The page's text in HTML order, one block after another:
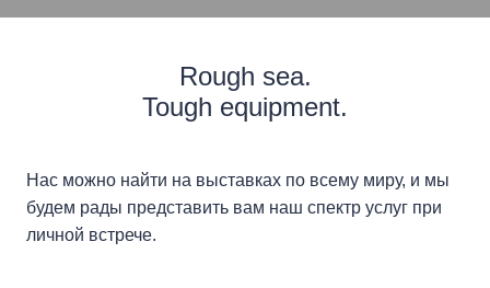
Rough sea.
Tough equipment.
Нас можно найти на выставках по всему миру, и мы
будем рады представить вам наш спектр услуг при
личной встрече.